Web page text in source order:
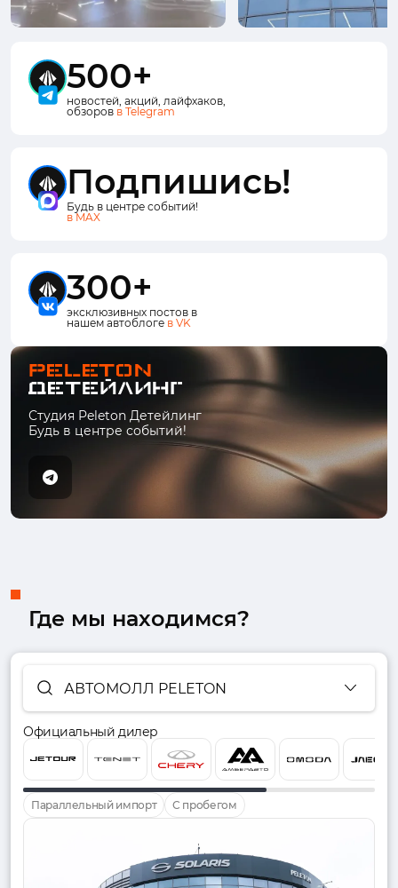
500+
новостей, акций, лайфхаков,
обзоров в Telegram
Подпишись!
Будь в центре событий!
в MAX
300+
эксклюзивных постов в
нашем автоблоге в VK
Студия Peleton Детейлинг
Будь в центре событий!
Где мы находимся?
АВТОМОЛЛ PELETON
Официальный дилер
Параллельный импорт С пробегом